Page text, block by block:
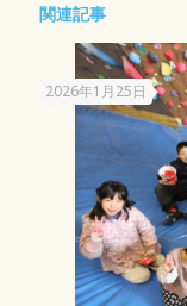
関連記事
2026年1月25日